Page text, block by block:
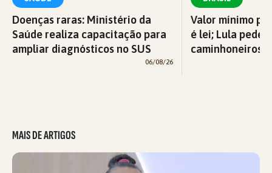
Doenças raras: Ministério da
Saúde realiza capacitação para
ampliar diagnósticos no SUS
06/08/26
Valor mínimo
é lei; Lula pede
caminhoneiros
MAIS DE ARTIGOS